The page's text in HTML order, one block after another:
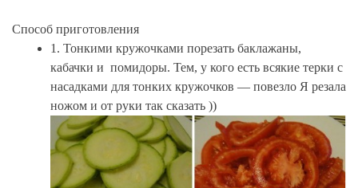
Способ приготовления
1. Тонкими кружочками порезать баклажаны,
кабачки и помидоры. Тем, у кого есть всякие терки с
насадками для тонких кружочков — повезло Я резала
ножом и от руки так сказать ))